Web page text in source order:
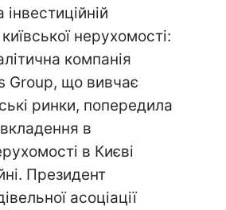
нерухомості:
компанія
Group, що вивчає
ринки, попередила
в
в Києві
Президент
асоціації